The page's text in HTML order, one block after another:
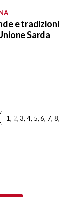
e
Sarda
1 2 3 4 5 6 7 8